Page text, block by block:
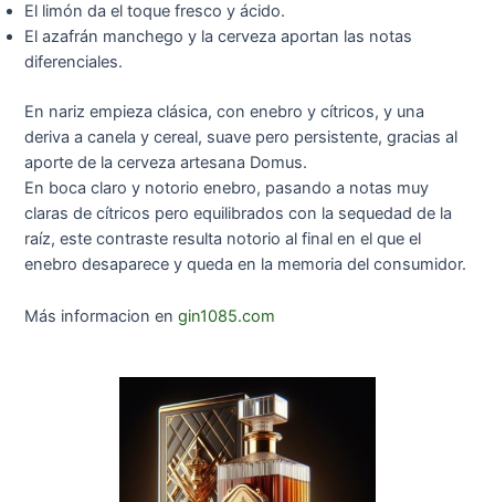
El limón da el toque fresco y ácido.
El azafrán manchego y la cerveza aportan las notas
diferenciales.
En nariz empieza clásica, con enebro y cítricos, y una
deriva a canela y cereal, suave pero persistente, gracias al
aporte de la cerveza artesana Domus.
En boca claro y notorio enebro, pasando a notas muy
claras de cítricos pero equilibrados con la sequedad de la
raíz, este contraste resulta notorio al final en el que el
enebro desaparece y queda en la memoria del consumidor.
Más informacion engin1085.com